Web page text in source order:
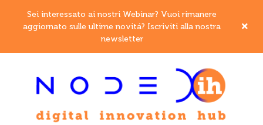
Sei interessato ai nostri Webinar? Vuoi rimanere
aggiornato sulle ultime novitá? Iscriviti alla nostra
newsletter